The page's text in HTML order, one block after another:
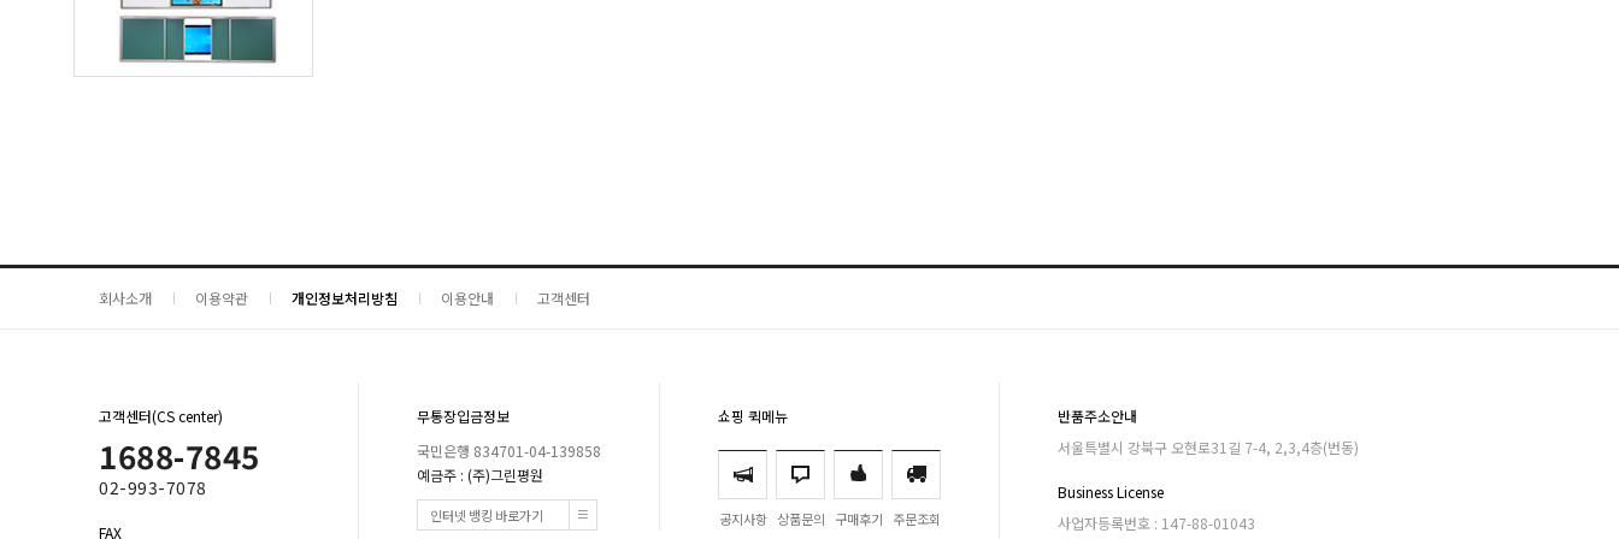
회사소개 이용약관 개인정보처리방침 이용안내 고객센터
고객센터(CS center)
1688-7845
02-993-7078
FAX
무통장입금정보
국민은행 834701-04-139858
예금주 : (주)그린평원
인터넷 뱅킹 바로가기
쇼핑 퀵메뉴
공지사항 상품문의 구매후기 주문조회
반품주소안내
서울특별시 강북구 오현로31길 7-4, 2,3,4층(번동)
Business License
사업자등록번호 : 147-88-01043